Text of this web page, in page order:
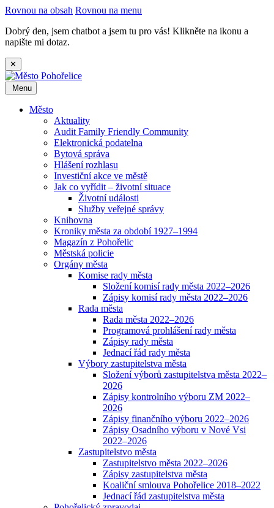
Rovnou na obsah Rovnou na menu
Dobrý den, jsem chatbot a jsem tu pro vás! Klikněte na ikonu a
napište mi dotaz.
✕
Menu
Město
Aktuality
Audit Family Friendly Community
Elektronická podatelna
Bytová správa
Hlášení rozhlasu
Investiční akce ve městě
Jak co vyřídit – životní situace
Životní události
Služby veřejné správy
Knihovna
Kroniky města za období 1927–1994
Magazín z Pohořelic
Městská policie
Orgány města
Komise rady města
Složení komisí rady města 2022–2026
Zápisy komisí rady města 2022–2026
Rada města
Rada města 2022–2026
Programová prohlášení rady města
Zápisy rady města
Jednací řád rady města
Výbory zastupitelstva města
Složení výborů zastupitelstva města 2022–
2026
Zápisy kontrolního výboru ZM 2022–
2026
Zápisy finančního výboru 2022–2026
Zápisy Osadního výboru v Nové Vsi
2022–2026
Zastupitelstvo města
Zastupitelstvo města 2022–2026
Zápisy zastupitelstva města
Koaliční smlouva Pohořelice 2018–2022
Jednací řád zastupitelstva města